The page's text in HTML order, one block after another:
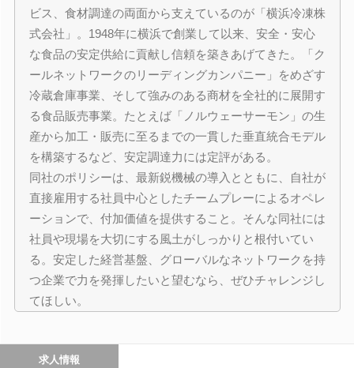
ビス、食材調達の両面から支えているのが「横浜冷凍株
式会社」。1948年に横浜で創業して以来、安全・安心
な食品の安定供給に貢献し信頼を築きあげてきた。「ク
ールネットワークのリーディングカンパニー」をめざす
冷蔵倉庫事業、そして強みのある商材を全社的に展開す
る食品販売事業。たとえば「ノルウェーサーモン」の生
産から加工・販売に至るまでの一貫した垂直統合モデル
を構築するなど、安定調達力には定評がある。
同社のポリシーは、最新鋭機械の導入とともに、自社が
直接雇用する社員中心としたチームプレーによるオペレ
ーションで、付加価値を提供すること。そんな同社には
社員や現場を大切にする風土がしっかりと根付いてい
る。安定した経営基盤、グローバルなネットワークを持
つ企業で力を発揮したいと望むなら、ぜひチャレンジし
てほしい。
求人情報